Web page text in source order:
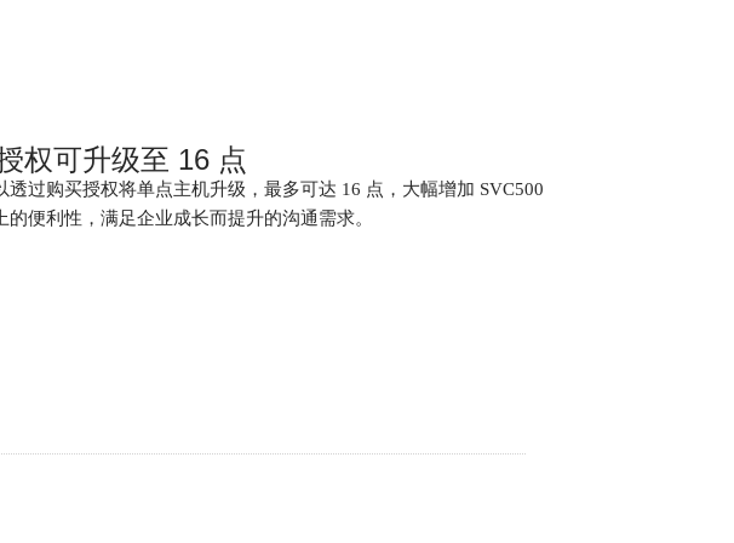
权可升级至 16 点
透过购买授权将单点主机升级，最多可达 16 点，大幅增加 SVC500
的便利性，满足企业成长而提升的沟通需求。